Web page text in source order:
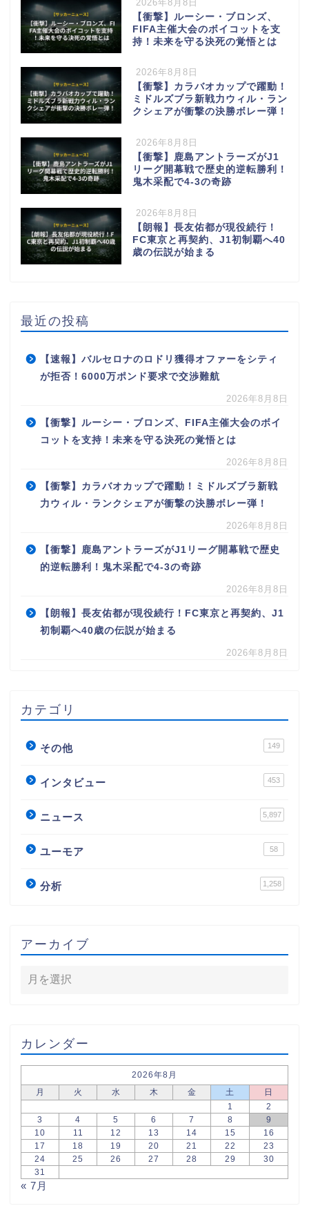
2026年8月8日
【衝撃】ルーシー・ブロンズ、
FIFA主催大会のボイコットを支
持！未来を守る決死の覚悟とは
2026年8月8日
【衝撃】カラバオカップで躍動！
ミドルズブラ新戦力ウィル・ラン
クシェアが衝撃の決勝ボレー弾！
2026年8月8日
【衝撃】鹿島アントラーズがJ1
リーグ開幕戦で歴史的逆転勝利！
鬼木采配で4-3の奇跡
2026年8月8日
【朗報】長友佑都が現役続行！
FC東京と再契約、J1初制覇へ40
歳の伝説が始まる
最近の投稿
【速報】バルセロナのロドリ獲得オファーをシティ
が拒否！6000万ポンド要求で交渉難航
2026年8月8日
【衝撃】ルーシー・ブロンズ、FIFA主催大会のボイ
コットを支持！未来を守る決死の覚悟とは
2026年8月8日
【衝撃】カラバオカップで躍動！ミドルズブラ新戦
力ウィル・ランクシェアが衝撃の決勝ボレー弾！
2026年8月8日
【衝撃】鹿島アントラーズがJ1リーグ開幕戦で歴史
的逆転勝利！鬼木采配で4-3の奇跡
2026年8月8日
【朗報】長友佑都が現役続行！FC東京と再契約、J1
初制覇へ40歳の伝説が始まる
2026年8月8日
カテゴリ
その他 149
インタビュー 453
ニュース 5,897
ユーモア 58
分析 1,258
アーカイブ
カレンダー
2026年8月
月
火 水 木 金 土
日
1
2
3
4 5 6 7 8
9
10
11 12 13 14 15
16
17
18 19 20 21 22
23
24
25 26 27 28 29
30
31
« 7月